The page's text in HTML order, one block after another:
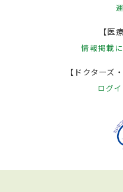
【医
情報掲載
【ドクターズ
ログ